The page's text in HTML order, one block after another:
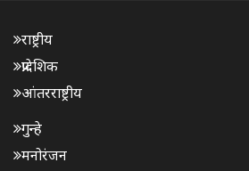
राष्ट्रीय
प्रादेशिक
आंतरराष्ट्रीय
गुन्हे
मनोरंजन